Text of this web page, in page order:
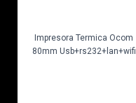
Impresora Termica Ocom
80mm Usb+rs232+lan+wifi